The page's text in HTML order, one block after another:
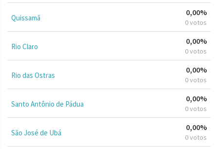
Quissamã
0,00%
0 votos
Rio Claro
0,00%
0 votos
Rio das Ostras
0,00%
0 votos
Santo Antônio de Pádua
0,00%
0 votos
São José de Ubá
0,00%
0 votos